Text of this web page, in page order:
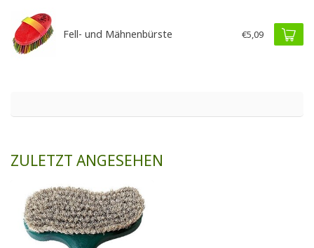
Fell- und Mähnenbürste €5,09
ZULETZT ANGESEHEN